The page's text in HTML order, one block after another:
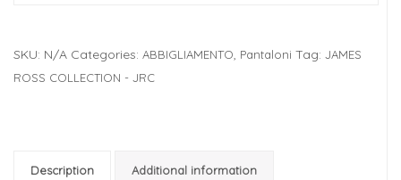
SKU: N/A Categories: ABBIGLIAMENTO, Pantaloni Tag: JAMES
ROSS COLLECTION - JRC
Description Additional information